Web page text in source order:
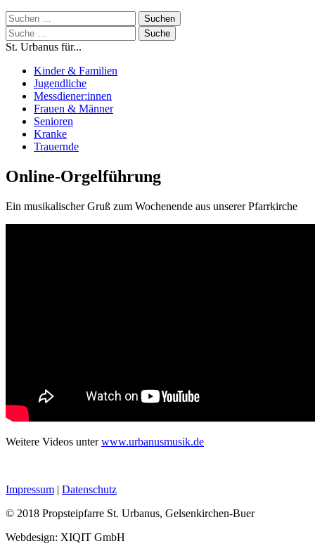
Suchen
nach:
Suche
nach:
St. Urbanus für...
Kinder & Familien
Jugendliche
Messdiener:innen
Frauen & Männer
Senioren
Kranke
Trauernde
Online-Orgelführung
Ein musikalischer Gruß zum Wochenende aus unserer Pfarrkirche
Weitere Videos unterwww.urbanusmusik.de
Impressum | Datenschutz
© 2018 Propsteipfarre St. Urbanus, Gelsenkirchen-Buer
Webdesign: XIQIT GmbH